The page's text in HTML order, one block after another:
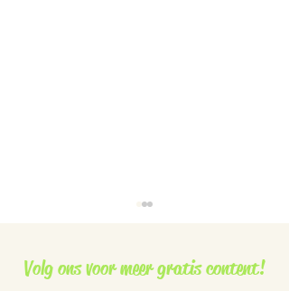
Volg ons voor meer gratis content!